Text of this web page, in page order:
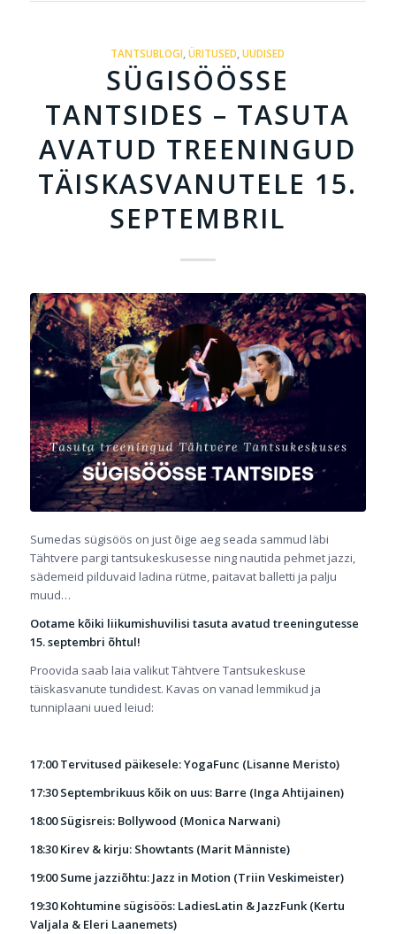
TANTSUBLOGI ,ÜRITUSED ,UUDISED
SÜGISÖÖSSE
TANTSIDES – TASUTA
AVATUD TREENINGUD
TÄISKASVANUTELE 15.
SEPTEMBRIL
Sumedas sügisöös on just õige aeg seada sammud läbi
Tähtvere pargi tantsukeskusesse ning nautida pehmet jazzi,
sädemeid pilduvaid ladina rütme, paitavat balletti ja palju
muud…
Ootame kõiki liikumishuvilisi tasuta avatud treeningutesse
15. septembri õhtul!
Proovida saab laia valikut Tähtvere Tantsukeskuse
täiskasvanute tundidest. Kavas on vanad lemmikud ja
tunniplaani uued leiud:
17:00 Tervitused päikesele: YogaFunc (Lisanne Meristo)
17:30 Septembrikuus kõik on uus: Barre (Inga Ahtijainen)
18:00 Sügisreis: Bollywood (Monica Narwani)
18:30 Kirev & kirju: Showtants (Marit Männiste)
19:00 Sume jazziõhtu: Jazz in Motion (Triin Veskimeister)
19:30 Kohtumine sügisöös: LadiesLatin & JazzFunk (Kertu
Valjala & Eleri Laanemets)